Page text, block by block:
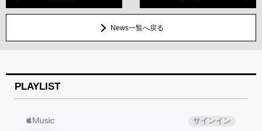
News一覧へ戻る
PLAYLIST